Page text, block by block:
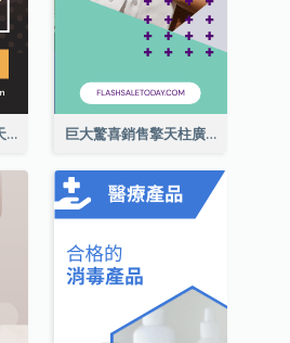
出售新鮮比薩促銷擎天柱廣告 巨大驚喜銷售擎天柱廣告